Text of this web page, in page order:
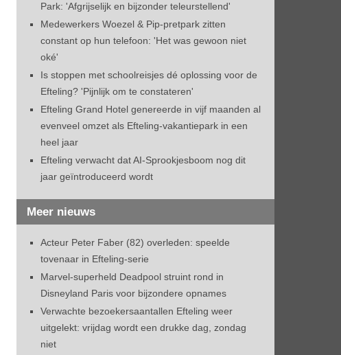
Park: 'Afgrijselijk en bijzonder teleurstellend'
Medewerkers Woezel & Pip-pretpark zitten
constant op hun telefoon: 'Het was gewoon niet
oké'
Is stoppen met schoolreisjes dé oplossing voor de
Efteling? 'Pijnlijk om te constateren'
Efteling Grand Hotel genereerde in vijf maanden al
evenveel omzet als Efteling-vakantiepark in een
heel jaar
Efteling verwacht dat AI-Sprookjesboom nog dit
jaar geïntroduceerd wordt
Meer nieuws
Acteur Peter Faber (82) overleden: speelde
tovenaar in Efteling-serie
Marvel-superheld Deadpool struint rond in
Disneyland Paris voor bijzondere opnames
Verwachte bezoekersaantallen Efteling weer
uitgelekt: vrijdag wordt een drukke dag, zondag
niet